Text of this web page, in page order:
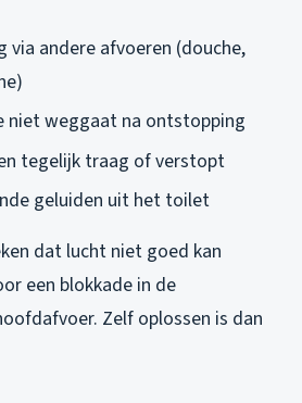
via andere afvoeren (douche,
niet weggaat na ontstopping
tegelijk traag of verstopt
geluiden uit het toilet
dat lucht niet goed kan
een blokkade in de
Zelf oplossen is dan